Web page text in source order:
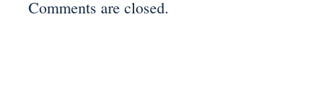
Comments are closed.